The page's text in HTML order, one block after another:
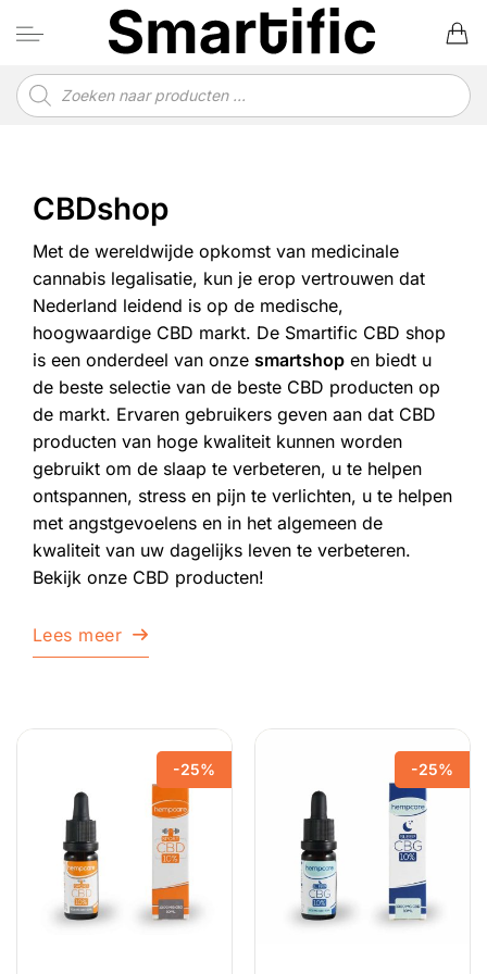
naar
Producten
zoeken
CBDshop
Met de wereldwijde opkomst van medicinale
cannabis legalisatie, kun je erop vertrouwen dat
Nederland leidend is op de medische,
hoogwaardige CBD markt. De Smartific CBD shop
is een onderdeel van onze smartshop en biedt u
de beste selectie van de beste CBD producten op
de markt. Ervaren gebruikers geven aan dat CBD
producten van hoge kwaliteit kunnen worden
gebruikt om de slaap te verbeteren, u te helpen
ontspannen, stress en pijn te verlichten, u te helpen
met angstgevoelens en in het algemeen de
kwaliteit van uw dagelijks leven te verbeteren.
Bekijk onze CBD producten!
Lees meer
-25% -25%